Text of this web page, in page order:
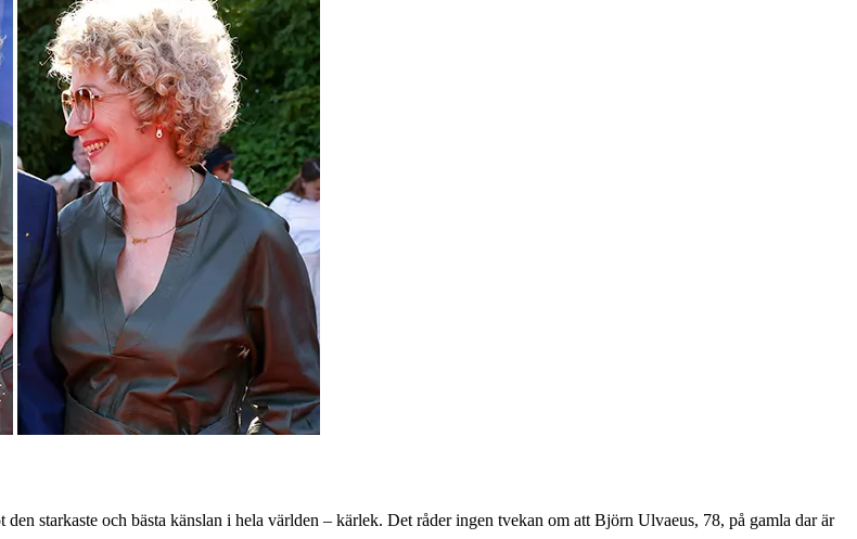
starkaste och bästa känslan i hela världen – kärlek. Det råder ingen tvekan om att Björn Ulvaeus, 78, på gamla dar är